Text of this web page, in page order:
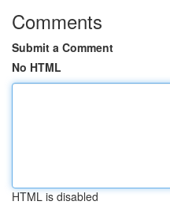
Comments
Submit a Comment
No HTML
HTML is disabled